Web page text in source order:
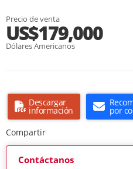
Precio de venta
US$179,000
Dólares Americanos
Descargar
información
por
Compartir
Contáctanos